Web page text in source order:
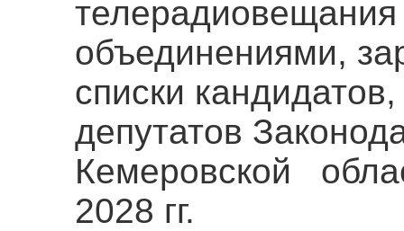
объединениями,
списки
депутатов
Кемеровской
2028 гг.